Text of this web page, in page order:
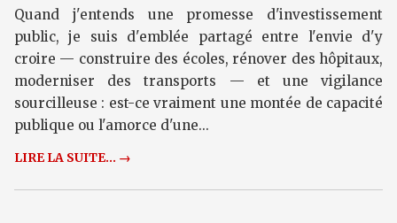
Quand j'entends une promesse d'investissement
public, je suis d'emblée partagé entre l'envie d'y
croire — construire des écoles, rénover des hôpitaux,
moderniser des transports — et une vigilance
sourcilleuse : est-ce vraiment une montée de capacité
publique ou l'amorce d'une...
LIRE LA SUITE... →